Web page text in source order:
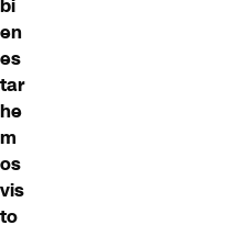
bi
en
es
tar
he
m
os
vis
to